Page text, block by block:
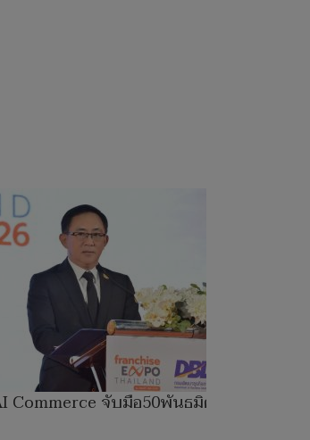
จับมือ50พันธมิตรจัด